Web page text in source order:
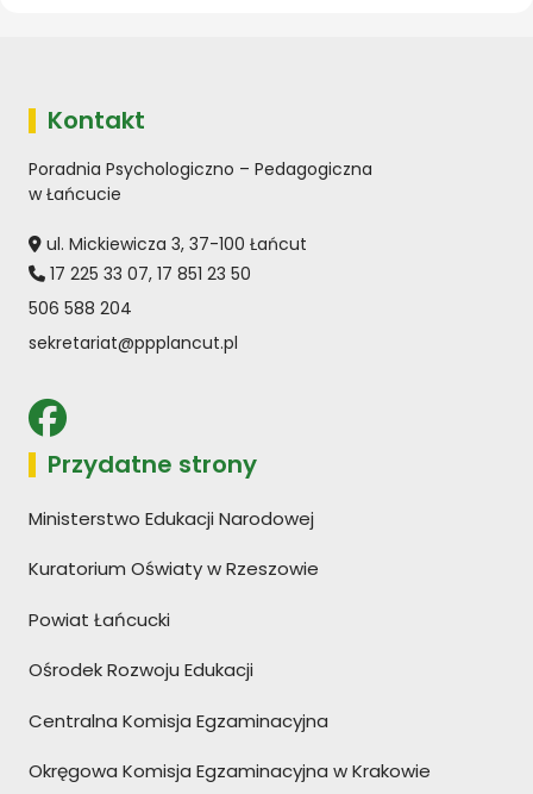
Kontakt
Poradnia Psychologiczno – Pedagogiczna
w Łańcucie
ul. Mickiewicza 3, 37-100 Łańcut
17 225 33 07, 17 851 23 50
506 588 204
sekretariat@ppplancut.pl
Przydatne strony
Ministerstwo Edukacji Narodowej
Kuratorium Oświaty w Rzeszowie
Powiat Łańcucki
Ośrodek Rozwoju Edukacji
Centralna Komisja Egzaminacyjna
Okręgowa Komisja Egzaminacyjna w Krakowie